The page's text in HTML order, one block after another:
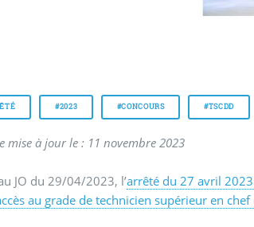
#2023 #CONCOURS #TSCDD
mise à jour le : 11 novembre 2023
JO du 29/04/2023, l’arrêté du 27 avril
au grade de technicien supérieur en